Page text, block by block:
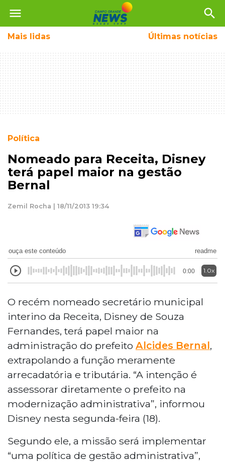
menu search
Mais lidas Últimas notícias
Política
Nomeado para Receita, Disney
terá papel maior na gestão
Bernal
Zemil Rocha | 18/11/2013 19:34
ouça este conteúdo readme
0:00 1.0x
O recém nomeado secretário municipal
interino da Receita, Disney de Souza
Fernandes, terá papel maior na
administração do prefeito Alcides Bernal,
extrapolando a função meramente
arrecadatória e tributária. “A intenção é
assessorar diretamente o prefeito na
modernização administrativa”, informou
Disney nesta segunda-feira (18).
Segundo ele, a missão será implementar
“uma política de gestão administrativa”,